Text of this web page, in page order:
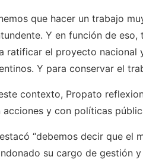
que hacer un trabajo
Y en función de
ratificar el proyecto nacional
Y para conservar el
contexto, Propato
acciones y con políticas
“debemos decir que el
su cargo de gestión